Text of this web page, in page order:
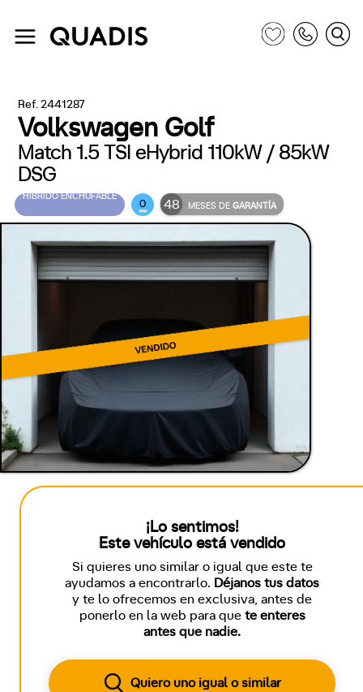
Ref. 2441287
Volkswagen Golf
Match 1.5 TSI eHybrid 110kW / 85kW
DSG
HÍBRIDO ENCHUFABLE
0 48 MESES DEGARANTÍA
¡Lo sentimos!
Este vehículo está vendido
Si quieres uno similar o igual que este te
ayudamos a encontrarlo. Déjanos tus datos
y te lo ofrecemos en exclusiva, antes de
ponerlo en la web para que te enteres
antes que nadie.
Quiero uno igual o similar